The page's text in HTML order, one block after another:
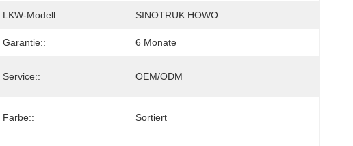
LKW-Modell: SINOTRUK HOWO
Garantie:: 6 Monate
Service:: OEM/ODM
Farbe:: Sortiert